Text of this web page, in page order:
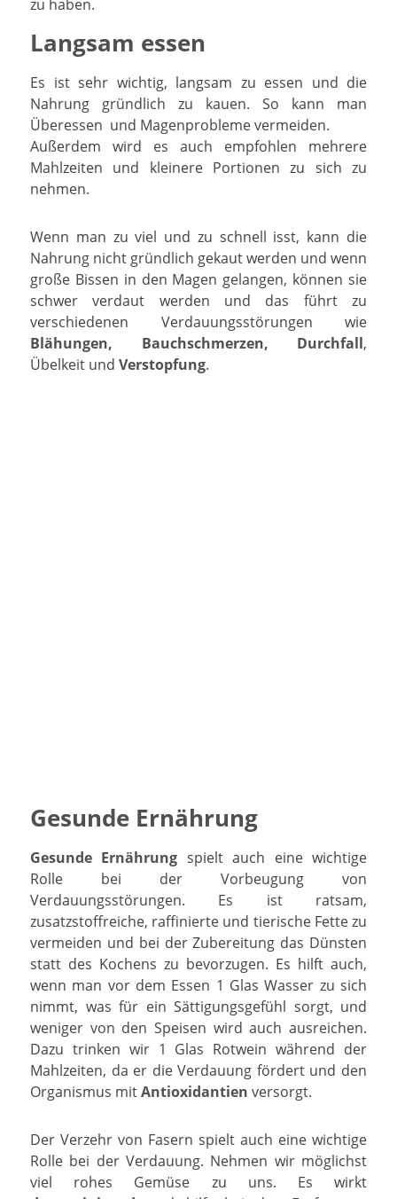
zu haben.
Langsam essen
Es ist sehr wichtig, langsam zu essen und die
Nahrung gründlich zu kauen. So kann man
Überessen und Magenprobleme vermeiden.
Außerdem wird es auch empfohlen mehrere
Mahlzeiten und kleinere Portionen zu sich zu
nehmen.
Wenn man zu viel und zu schnell isst, kann die
Nahrung nicht gründlich gekaut werden und wenn
große Bissen in den Magen gelangen, können sie
schwer verdaut werden und das führt zu
verschiedenen Verdauungsstörungen wie
Blähungen, Bauchschmerzen, Durchfall,
Übelkeit und Verstopfung.
Gesunde Ernährung
Gesunde Ernährung spielt auch eine wichtige
Rolle bei der Vorbeugung von
Verdauungsstörungen. Es ist ratsam,
zusatzstoffreiche, raffinierte und tierische Fette zu
vermeiden und bei der Zubereitung das Dünsten
statt des Kochens zu bevorzugen. Es hilft auch,
wenn man vor dem Essen 1 Glas Wasser zu sich
nimmt, was für ein Sättigungsgefühl sorgt, und
weniger von den Speisen wird auch ausreichen.
Dazu trinken wir 1 Glas Rotwein während der
Mahlzeiten, da er die Verdauung fördert und den
Organismus mitAntioxidantien versorgt.
Der Verzehr von Fasern spielt auch eine wichtige
Rolle bei der Verdauung. Nehmen wir möglichst
viel rohes Gemüse zu uns. Es wirkt